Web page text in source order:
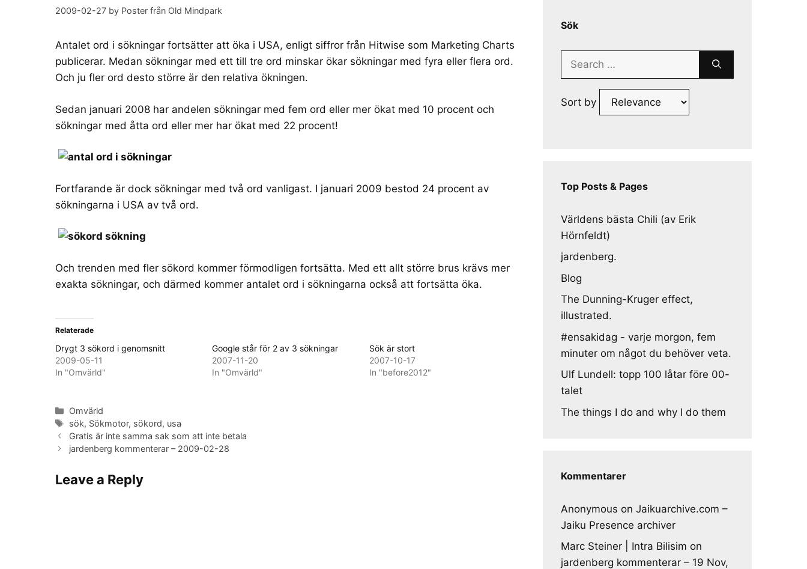
2009-02-27 by Poster från Old Mindpark
Antalet ord i sökningar fortsätter att öka i USA, enligt siffror från Hitwise som Marketing Charts
publicerar. Medan sökningar med ett till tre ord minskar ökar sökningar med fyra eller flera ord.
Och ju fler ord desto större är den relativa ökningen.
Sedan januari 2008 har andelen sökningar med fem ord eller mer ökat med 10 procent och
sökningar med åtta ord eller mer har ökat med 22 procent!
Fortfarande är dock sökningar med två ord vanligast. I januari 2009 bestod 24 procent av
sökningarna i USA av två ord.
Och trenden med fler sökord kommer förmodligen fortsätta. Med ett allt större brus krävs mer
exakta sökningar, och därmed kommer antalet ord i sökningarna också att fortsätta öka.
Relaterade
Drygt 3 sökord i genomsnitt
2009-05-11
In "Omvärld"
Google står för 2 av 3 sökningar
2007-11-20
In "Omvärld"
Sök är stort
2007-10-17
In "before2012"
Categories
Omvärld
Tags
sök, Sökmotor, sökord, usa
Gratis är inte samma sak som att inte betala
jardenberg kommenterar – 2009-02-28
Leave a Reply
Sök
Search
Sort by
Top Posts & Pages
Världens bästa Chili (av Erik
Hörnfeldt)
jardenberg.
Blog
The Dunning-Kruger effect,
illustrated.
#ensakidag - varje morgon, fem
minuter om något du behöver veta.
Ulf Lundell: topp 100 låtar före 00-
talet
The things I do and why I do them
Kommentarer
Anonymous on Jaikuarchive.com –
Jaiku Presence archiver
Marc Steiner | Intra Bilisim on
jardenberg kommenterar – 19 Nov,